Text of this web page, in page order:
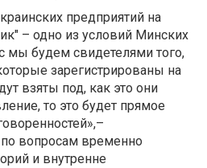
предприятий на
– одно из условий Минских
мы будем свидетелями того,
зарегистрированы на
взяты под, как это они
то это будет прямое
вопросам временно
и внутренне